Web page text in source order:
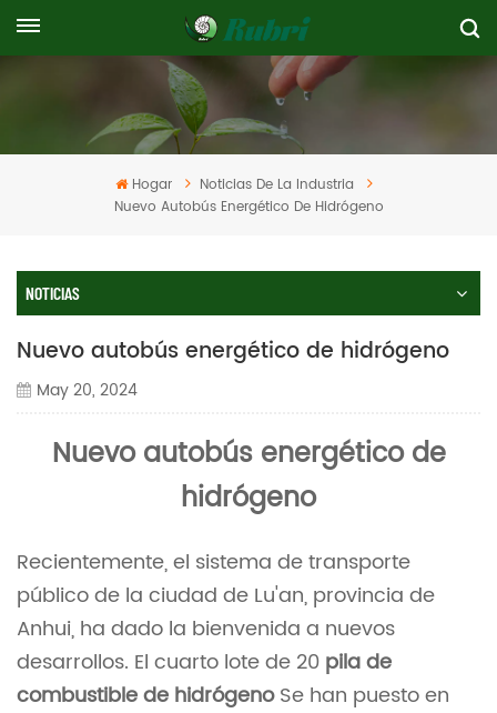
Hogar
Noticias De La Industria
Nuevo Autobús Energético De Hidrógeno
NOTICIAS
Nuevo autobús energético de hidrógeno
May 20, 2024
Nuevo autobús energético de
hidrógeno
Recientemente, el sistema de transporte
público de la ciudad de Lu'an, provincia de
Anhui, ha dado la bienvenida a nuevos
desarrollos. El cuarto lote de 20 pila de
combustible de hidrógenoSe han puesto en